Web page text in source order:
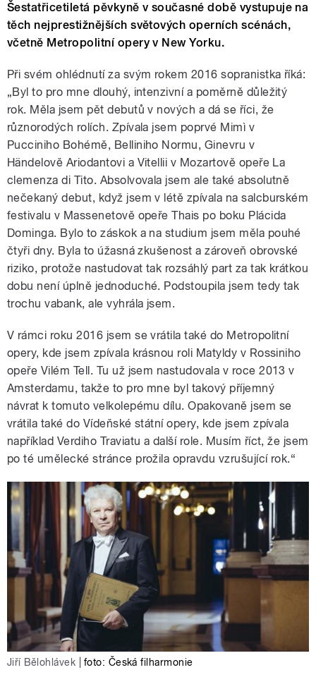
Šestatřicetiletá pěvkyně v současné době vystupuje na
těch nejprestižnějších světových operních scénách,
včetně Metropolitní opery v New Yorku.
Při svém ohlédnutí za svým rokem 2016 sopranistka říká:
„Byl to pro mne dlouhý, intenzivní a poměrně důležitý
rok. Měla jsem pět debutů v nových a dá se říci, že
různorodých rolích. Zpívala jsem poprvé Mimì v
Pucciniho Bohémě, Belliniho Normu, Ginevru v
Händelově Ariodantovi a Vitellii v Mozartově opeře La
clemenza di Tito. Absolvovala jsem ale také absolutně
nečekaný debut, když jsem v létě zpívala na salcburském
festivalu v Massenetově opeře Thais po boku Plácida
Dominga. Bylo to záskok a na studium jsem měla pouhé
čtyři dny. Byla to úžasná zkušenost a zároveň obrovské
riziko, protože nastudovat tak rozsáhlý part za tak krátkou
dobu není úplně jednoduché. Podstoupila jsem tedy tak
trochu vabank, ale vyhrála jsem.
V rámci roku 2016 jsem se vrátila také do Metropolitní
opery, kde jsem zpívala krásnou roli Matyldy v Rossiniho
opeře Vilém Tell. Tu už jsem nastudovala v roce 2013 v
Amsterdamu, takže to pro mne byl takový příjemný
návrat k tomuto velkolepému dílu. Opakovaně jsem se
vrátila také do Vídeňské státní opery, kde jsem zpívala
například Verdiho Traviatu a další role. Musím říct, že jsem
po té umělecké stránce prožila opravdu vzrušující rok.“
Jiří Bělohlávek foto: Česká filharmonie